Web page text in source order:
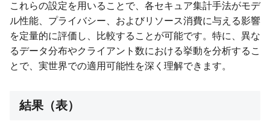
これらの設定を用いることで、各セキュア集計手法がモデ
ル性能、プライバシー、およびリソース消費に与える影響
を定量的に評価し、比較することが可能です。特に、異な
るデータ分布やクライアント数における挙動を分析するこ
とで、実世界での適用可能性を深く理解できます。
結果（表）